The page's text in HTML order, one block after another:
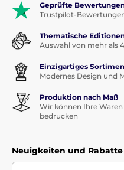
Geprüfte
Trustpilot-
Thematische
Auswahl von mehr als
Einzigartiges
Modernes Design und
Produktion nach Maß
Wir können Ihre
bedrucken
Neuigkeiten und